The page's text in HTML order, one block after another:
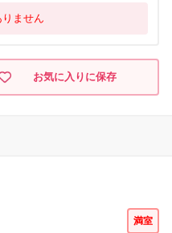
ません
お気に入りに保存
満室